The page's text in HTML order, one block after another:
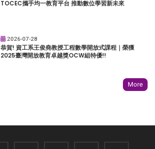
TOCEC攜手均一教育平台 推動數位學習新未來
2026-07-28
恭賀! 資工系王俊堯教授工程數學開放式課程｜榮獲
2025臺灣開放教育卓越獎OCW組特優!!
More